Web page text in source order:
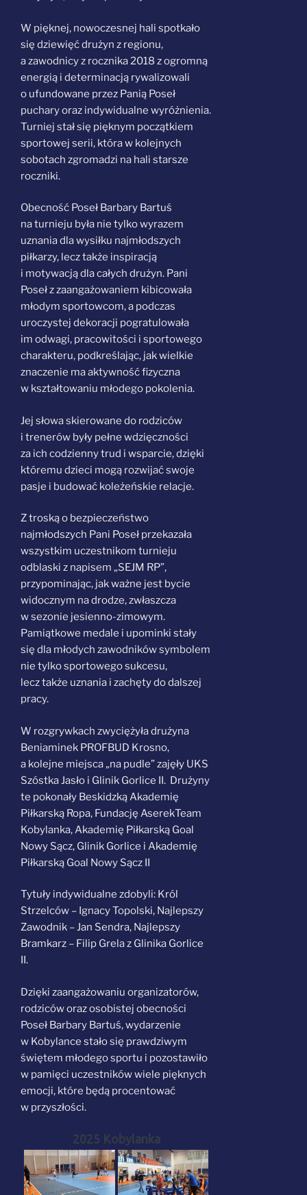
W pięknej, nowoczesnej hali spotkało
się dziewięć drużyn z regionu,
a zawodnicy z rocznika 2018 z ogromną
energią i determinacją rywalizowali
o ufundowane przez Panią Poseł
puchary oraz indywidualne wyróżnienia.
Turniej stał się pięknym początkiem
sportowej serii, która w kolejnych
sobotach zgromadzi na hali starsze
roczniki.
Obecność Poseł Barbary Bartuś
na turnieju była nie tylko wyrazem
uznania dla wysiłku najmłodszych
piłkarzy, lecz także inspiracją
i motywacją dla całych drużyn. Pani
Poseł z zaangażowaniem kibicowała
młodym sportowcom, a podczas
uroczystej dekoracji pogratulowała
im odwagi, pracowitości i sportowego
charakteru, podkreślając, jak wielkie
znaczenie ma aktywność fizyczna
w kształtowaniu młodego pokolenia.
Jej słowa skierowane do rodziców
i trenerów były pełne wdzięczności
za ich codzienny trud i wsparcie, dzięki
któremu dzieci mogą rozwijać swoje
pasje i budować koleżeńskie relacje.
Z troską o bezpieczeństwo
najmłodszych Pani Poseł przekazała
wszystkim uczestnikom turnieju
odblaski z napisem „SEJM RP”,
przypominając, jak ważne jest bycie
widocznym na drodze, zwłaszcza
w sezonie jesienno-zimowym.
Pamiątkowe medale i upominki stały
się dla młodych zawodników symbolem
nie tylko sportowego sukcesu,
lecz także uznania i zachęty do dalszej
pracy.
W rozgrywkach zwyciężyła drużyna
Beniaminek PROFBUD Krosno,
a kolejne miejsca „na pudle” zajęły UKS
Szóstka Jasło i Glinik Gorlice II. Drużyny
te pokonały Beskidzką Akademię
Piłkarską Ropa, Fundację AserekTeam
Kobylanka, Akademię Piłkarską Goal
Nowy Sącz, Glinik Gorlice i Akademię
Piłkarską Goal Nowy Sącz II
Tytuły indywidualne zdobyli: Król
Strzelców – Ignacy Topolski, Najlepszy
Zawodnik – Jan Sendra, Najlepszy
Bramkarz – Filip Grela z Glinika Gorlice
II.
Dzięki zaangażowaniu organizatorów,
rodziców oraz osobistej obecności
Poseł Barbary Bartuś, wydarzenie
w Kobylance stało się prawdziwym
świętem młodego sportu i pozostawiło
w pamięci uczestników wiele pięknych
emocji, które będą procentować
w przyszłości.
2025 Kobylanka